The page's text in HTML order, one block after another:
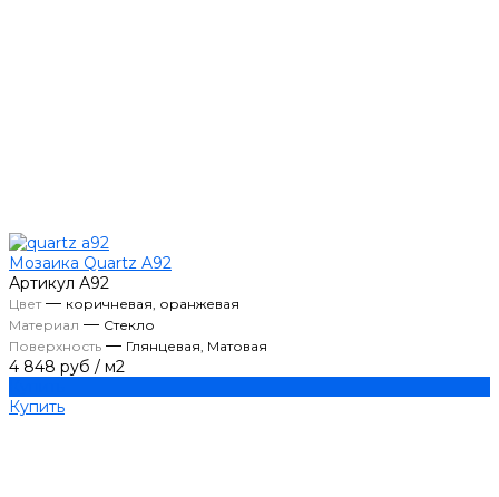
Мозаика Quartz A92
Артикул А92
Цвет— коричневая, оранжевая
Материал — Стекло
Поверхность — Глянцевая, Матовая
4 848 руб / м2
Купить